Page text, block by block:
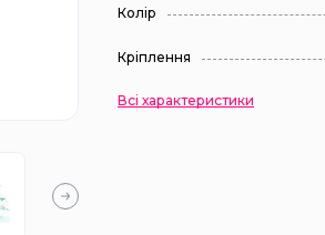
Колір
Кріплення
Всі характеристики